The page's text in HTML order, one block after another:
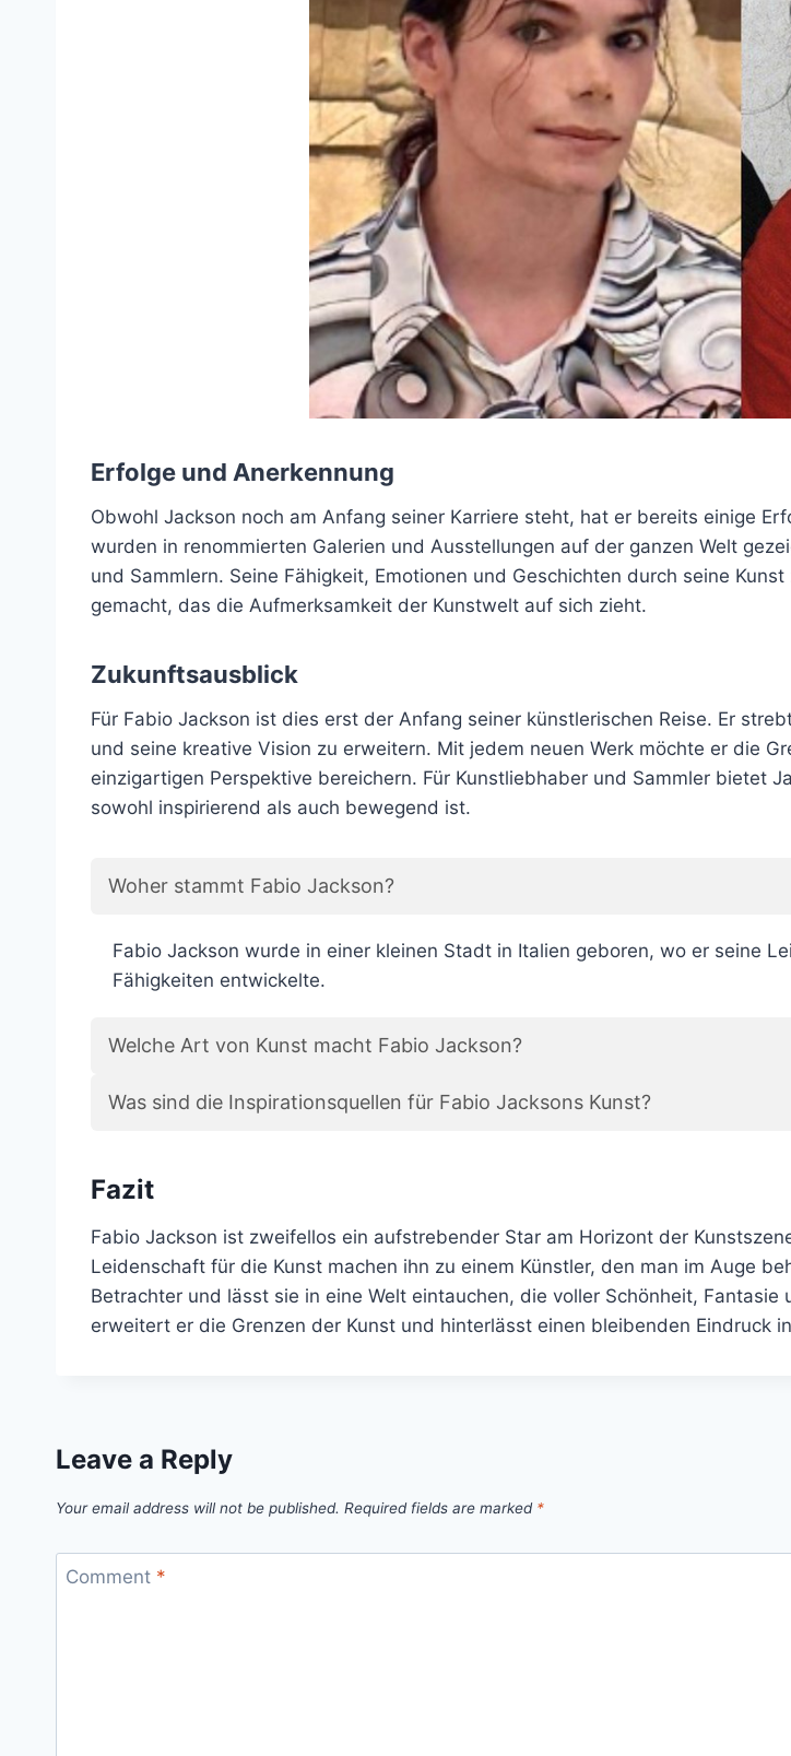
Erfolge und Anerkennung
Obwohl Jackson noch am Anfang seiner Karriere steht, hat er bereits einige
wurden in renommierten Galerien und Ausstellungen auf der ganzen Welt
und Sammlern. Seine Fähigkeit, Emotionen und Geschichten durch seine
gemacht, das die Aufmerksamkeit der Kunstwelt auf sich zieht.
Zukunftsausblick
Für Fabio Jackson ist dies erst der Anfang seiner künstlerischen Reise. Er
und seine kreative Vision zu erweitern. Mit jedem neuen Werk möchte er die
einzigartigen Perspektive bereichern. Für Kunstliebhaber und Sammler bietet
sowohl inspirierend als auch bewegend ist.
Woher stammt Fabio Jackson?
Fabio Jackson wurde in einer kleinen Stadt in Italien geboren, wo er seine
Fähigkeiten entwickelte.
Welche Art von Kunst macht Fabio Jackson?
Was sind die Inspirationsquellen für Fabio Jacksons Kunst?
Fazit
Fabio Jackson ist zweifellos ein aufstrebender Star am Horizont der
Leidenschaft für die Kunst machen ihn zu einem Künstler, den man im Auge
Betrachter und lässt sie in eine Welt eintauchen, die voller Schönheit,
erweitert er die Grenzen der Kunst und hinterlässt einen bleibenden Eindruck
Leave a Reply
Your email address will not be published. Required fields are marked *
Comment *